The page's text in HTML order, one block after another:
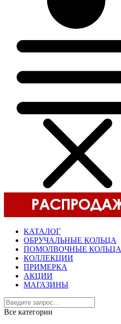
КАТАЛОГ
ОБРУЧАЛЬНЫЕ КОЛЬЦА
ПОМОЛВОЧНЫЕ КОЛЬЦА
КОЛЛЕКЦИИ
ПРИМЕРКА
АКЦИИ
МАГАЗИНЫ
Все категории